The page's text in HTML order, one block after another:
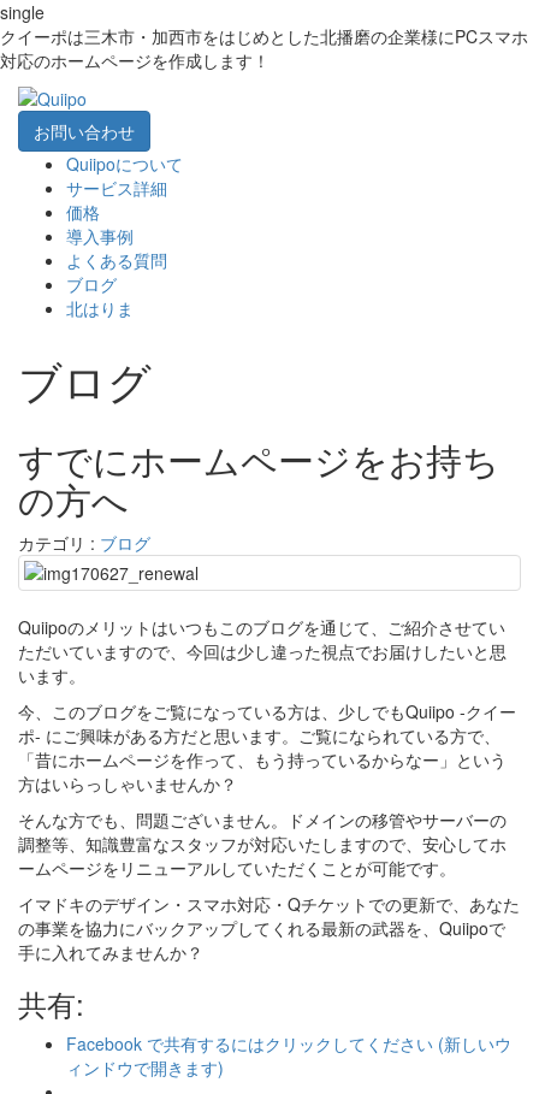
single
クイーポは三木市・加西市をはじめとした北播磨の企業様にPCスマホ
対応のホームページを作成します！
お問い合わせ
Quiipoについて
サービス詳細
価格
導入事例
よくある質問
ブログ
北はりま
ブログ
すでにホームページをお持ち
の方へ
カテゴリ : ブログ
Quiipoのメリットはいつもこのブログを通じて、ご紹介させてい
ただいていますので、今回は少し違った視点でお届けしたいと思
います。
今、このブログをご覧になっている方は、少しでもQuiipo -クイー
ポ- にご興味がある方だと思います。ご覧になられている方で、
「昔にホームページを作って、もう持っているからなー」という
方はいらっしゃいませんか？
そんな方でも、問題ございません。ドメインの移管やサーバーの
調整等、知識豊富なスタッフが対応いたしますので、安心してホ
ームページをリニューアルしていただくことが可能です。
イマドキのデザイン・スマホ対応・Qチケットでの更新で、あなた
の事業を協力にバックアップしてくれる最新の武器を、Quiipoで
手に入れてみませんか？
共有:
Facebook で共有するにはクリックしてください (新しいウ
ィンドウで開きます)